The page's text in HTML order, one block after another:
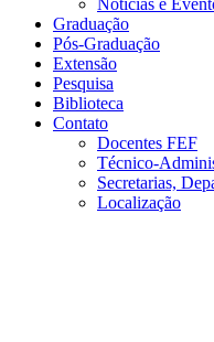
Noticias e
Graduação
Pós-Graduação
Extensão
Pesquisa
Biblioteca
Contato
Docentes FEF
Técnico-
Secretarias,
Localização